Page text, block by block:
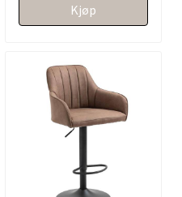
Kjøp